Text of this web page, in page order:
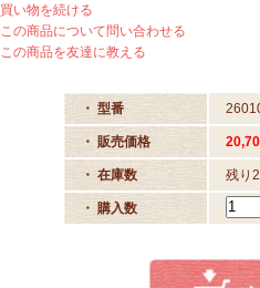
買い物を続ける
この商品について問い合わせる
この商品を友達に教える
・ 型番
・ 販売価格
・ 在庫数 残り
・ 購入数